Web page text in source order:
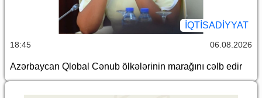
İQTİSADİYYAT
18:45 06.08.2026
Azərbaycan Qlobal Cənub ölkələrinin marağını cəlb edir